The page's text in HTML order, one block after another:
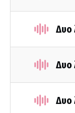
Δυο
Δυο
Δυο